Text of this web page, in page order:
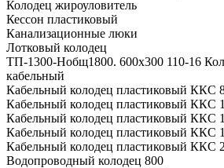
Колодец жироуловитель
Кессон пластиковый
Канализационные люки
Лотковый колодец
ТП-1300-Hобщ1800. 600х300 110-16
кабельный
Кабельный колодец пластиковый ККС
Кабельный колодец пластиковый ККС
Кабельный колодец пластиковый ККС
Кабельный колодец пластиковый ККС
Кабельный колодец пластиковый ККС
Водопроводный колодец 800